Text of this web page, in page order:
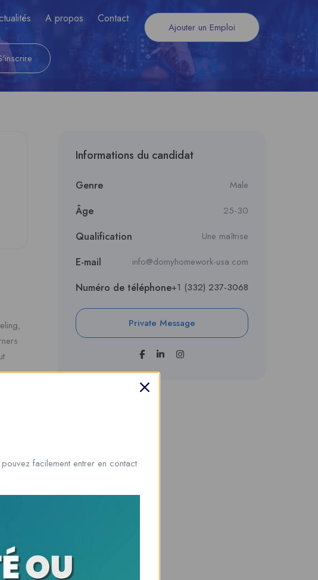
A propos Contact
Ajouter un Emploi
Informations du candidat
Genre Male
Âge 25-30
Qualification Une maîtrise
E-mail info@domyhomework-usa.com
Numéro de téléphone+1 (332) 237-3068
Private Message
facilement entrer en contact